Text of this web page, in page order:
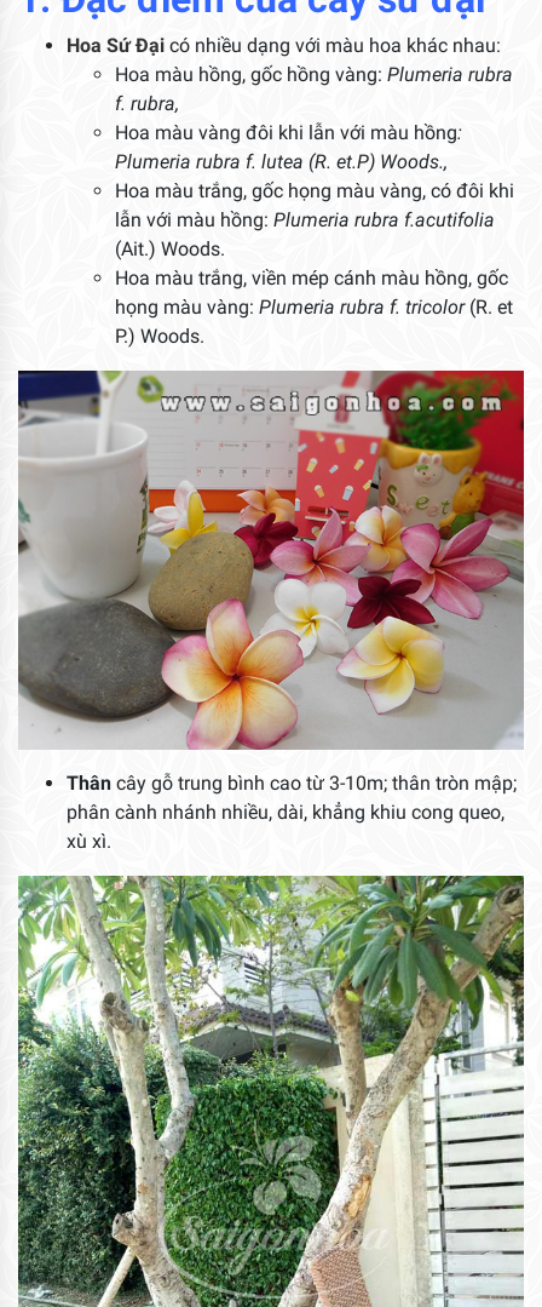
Hoa Sứ Đại có nhiều dạng với màu hoa khác nhau:
Hoa màu hồng, gốc hồng vàng: Plumeria rubra
f. rubra,
Hoa màu vàng đôi khi lẫn với màu hồng:
Plumeria rubra f. lutea (R. et.P) Woods.,
Hoa màu trắng, gốc họng màu vàng, có đôi khi
lẫn với màu hồng: Plumeria rubra f.acutifolia
(Ait.) Woods.
Hoa màu trắng, viền mép cánh màu hồng, gốc
họng màu vàng: Plumeria rubra f. tricolor(R. et
P.) Woods.
Thân cây gỗ trung bình cao từ 3-10m; thân tròn mập;
phân cành nhánh nhiều, dài, khẳng khiu cong queo,
xù xì.